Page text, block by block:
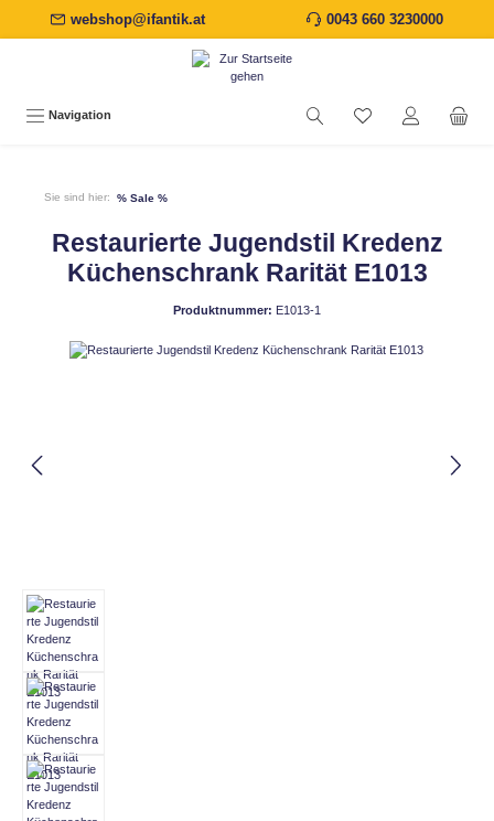
springenwebshop@ifantik.at 0043 660 3230000
Navigation
Sie sind hier: % Sale %
Restaurierte Jugendstil Kredenz
Küchenschrank Rarität E1013
Produktnummer: E1013-1